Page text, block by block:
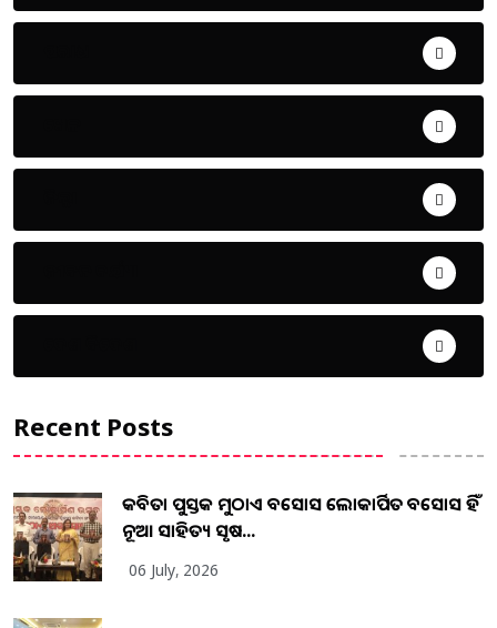
Recent Posts
କବିତା ପୁସ୍ତକ ମୁଠାଏ ଅବସୋସ ଲୋକାର୍ପିତ ଅବସୋସ ହିଁ
ନୂଆ ସାହିତ୍ୟ ସୃଷ...
06 July, 2026